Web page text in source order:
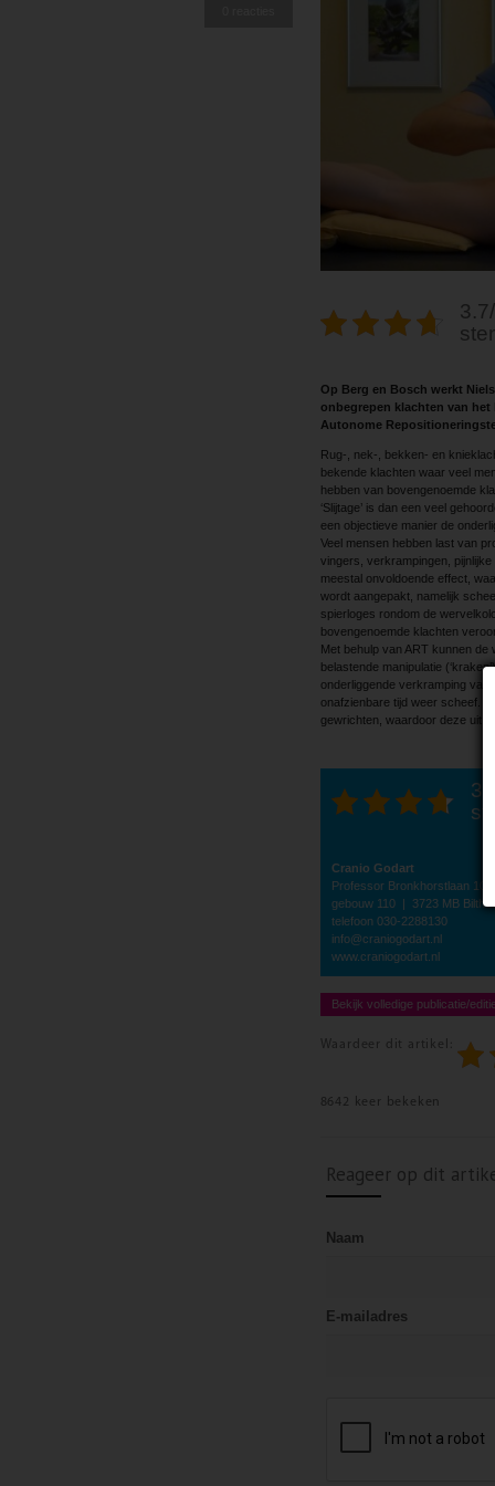
Op Berg en Bosch werkt
onbegrepen klachten van
Autonome
Rug-, nek-, bekken- en
bekende klachten waar veel
hebben van bovengenoemde
‘Slijtage’ is dan een veel
een objectieve manier de
Veel mensen hebben last van
vingers, verkrampingen,
meestal onvoldoende effect,
wordt aangepakt, namelijk
spierloges rondom de
bovengenoemde klachten
Met behulp van ART kunnen
belastende manipulatie
onderliggende verkramping
onafzienbare tijd weer scheef.
gewrichten, waardoor deze uit
Cranio Godart
Professor Bronkhorstlaan 10,
gebouw 110 | 3723 MB
telefoon 030-2288130
info@craniogodart.nl
www.craniogodart.nl
Bekijk volledige publicatie/
Waardeer dit artikel:
8642 keer bekeken
Reageer op dit
Naam
E-mailadres